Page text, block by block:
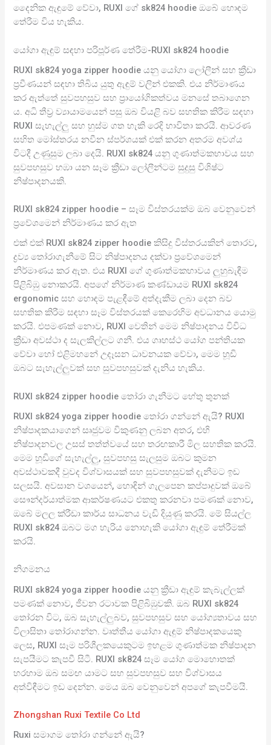
දෛනික ඇඳුමේ වේවා, RUXI ගේ sk824 hoodie ඔබේ හොඳම
තේරීම විය හැකිය.
යෝගා ඇඳුම් සඳහා පරිපූර්ණ තේරීම-RUXI sk824 hoodie
RUXI sk824 yoga zipper hoodie යනු යෝගා ලෝලීන් සහ ක්‍රීඩා
ප්‍රවීණයන් සඳහා තිබිය යුතු ඇඳුම් වලින් එකකි. එය නිර්මාණය
කර ඇත්තේ සුවපහසුව සහ ප්‍රායෝගිකත්වය මනසේ තබාගෙන
ය. අධි තීව්‍ර ව්‍යායාමයෙන් පසු ඔබ වියළි බව සහතික කිරීම සඳහා
RUXI සැහැල්ලු සහ හුස්ම ගත හැකි රෙදි භාවිතා කරයි. ආවරණ
සහිත මෝස්තරය නවීන ස්පර්ශයක් එක් කරන අතරම අවශ්ය
විටදී උණුසුම ලබා දෙයි. RUXI sk824 යනු ගුණාත්මකභාවය සහ
සුවපහසුව හඹා යන සෑම ක්‍රීඩා ලෝලීන්ටම සුදුසු විශිෂ්ට
නිෂ්පාදනයකි.
RUXI sk824 zipper hoodie – සෑම විස්තරයක්ම ඔබ වෙනුවෙන්
ප්‍රවේශමෙන් නිර්මාණය කර ඇත
එක් එක් RUXI sk824 zipper hoodie කිසිදු විස්තරයකින් තොරව,
ද්‍රව්‍ය තෝරාගැනීමේ සිට නිෂ්පාදනය දක්වා ප්‍රවේශමෙන්
නිර්මාණය කර ඇත. එය RUXI ගේ ගුණාත්මකභාවය ලුහුබැඳීම
පිළිබිඹු නොකරයි. අපගේ නිර්මාණ කණ්ඩායම RUXI sk824
ergonomic සහ හොඳම පැළඳීමේ අත්දැකීම ලබා දෙන බව
සහතික කිරීම සඳහා සෑම විස්තරයක් කෙරෙහිම අවධානය යොමු
කරයි. එපමණක් නොව, RUXI වෙතින් මෙම නිෂ්පාදනය විවිධ
ක්‍රීඩා අවස්ථා ද සැලකිල්ලට ගනී. එය ගෘහස්ථ යෝග පන්තියක
වේවා හෝ එළිමහනේ උදෑසන ධාවනයක වේවා, මෙම හූඩි
ඔබට සැහැල්ලුවක් සහ සුවපහසුවක් දැනිය හැකිය.
RUXI sk824 zipper hoodie තෝරා ගැනීමට හේතු තුනක්
RUXI sk824 yoga zipper hoodie තෝරා ගන්නේ ඇයි? RUXI
නිෂ්පාදකයාගෙන් සෘජුවම විකුණනු ලබන අතර, එහි
නිෂ්පාදනවල උසස් තත්ත්වයේ සහ තරඟකාරී මිල සහතික කරයි.
මෙම හූඩිගේ සැහැල්ලු, සුවපහසු සැලසුම ඔබට කුමන
අවස්ථාවකදී වුවද විශ්වාසයක් සහ සුවපහසුවක් දැනීමට ඉඩ
සලසයි. අවසාන වශයෙන්, හොඳින් ගැලපෙන කප්පාදුවක් ඔබේ
සෞන්දර්යාත්මක ආකර්ෂණයට එකතු කරනවා පමණක් නොව,
ඔබේ මලල ක්රීඩා කාර්ය සාධනය වැඩි දියුණු කරයි. මේ සියල්ල
RUXI sk824 ඔබට මග හැරිය නොහැකි යෝගා ඇඳුම් තේරීමක්
කරයි.
නිගමනය
RUXI sk824 yoga zipper hoodie යනු ක්‍රීඩා ඇඳුම් කැබැල්ලක්
පමණක් නොව, ජීවන රටාවක පිළිබිඹුවකි. ඔබ RUXI sk824
තෝරන විට, ඔබ සැහැල්ලුබව, සුවපහසුව සහ යෝග්‍යතාවය සහ
විලාසිතා තෝරාගන්න. වෘත්තීය යෝගා ඇඳුම් නිෂ්පාදකයෙකු
ලෙස, RUXI සෑම පරිශීලකයෙකුටම ඉහළම ගුණාත්මක නිෂ්පාදන
සැපයීමට කැපවී සිටී. RUXI sk824 සෑම යෝග මොහොතක්
හරහාම ඔබ සමඟ යාමට සහ සුවපහසුව සහ විශ්වාසය
අත්විඳීමට ඉඩ දෙන්න. මෙය ඔබ වෙනුවෙන් අපගේ කැපවීමයි.
Zhongshan Ruxi Textile Co Ltd
Ruxi සමාගම තෝරා ගන්නේ ඇයි?